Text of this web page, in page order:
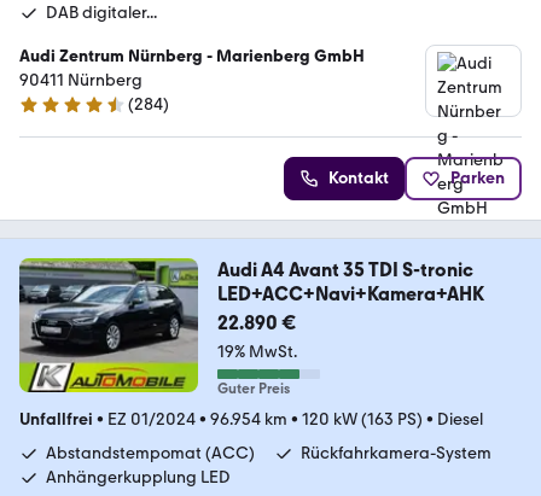
DAB digitaler...
Audi Zentrum Nürnberg - Marienberg GmbH
90411 Nürnberg
4.6 Sterne
(284)
Kontakt Parken
Audi A4 Avant 35 TDI S-tronic
LED+ACC+Navi+Kamera+AHK
22.890 €
19% MwSt.
Guter Preis
Unfallfrei • EZ 01/2024• 96.954 km • 120 kW (163 PS) • Diesel
Abstandstempomat (ACC)
Rückfahrkamera-System
Anhängerkupplung LED